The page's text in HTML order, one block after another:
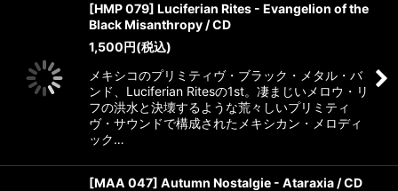
[HMP 079] Luciferian Rites - Evangelion of the
Black Misanthropy / CD
1,500円(税込)
メキシコのプリミティヴ・ブラック・メタル・バ
ンド、Luciferian Ritesの1st。凄まじいメロウ・リ
フの洪水と決壊するような荒々しいプリミティ
ヴ・サウンドで構成されたメキシカン・メロディ
ック…
[MAA 047] Autumn Nostalgie - Ataraxia / CD